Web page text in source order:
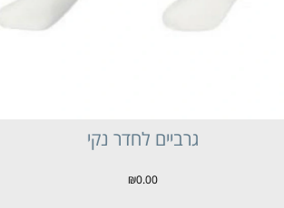
גרביים לחדר נקי